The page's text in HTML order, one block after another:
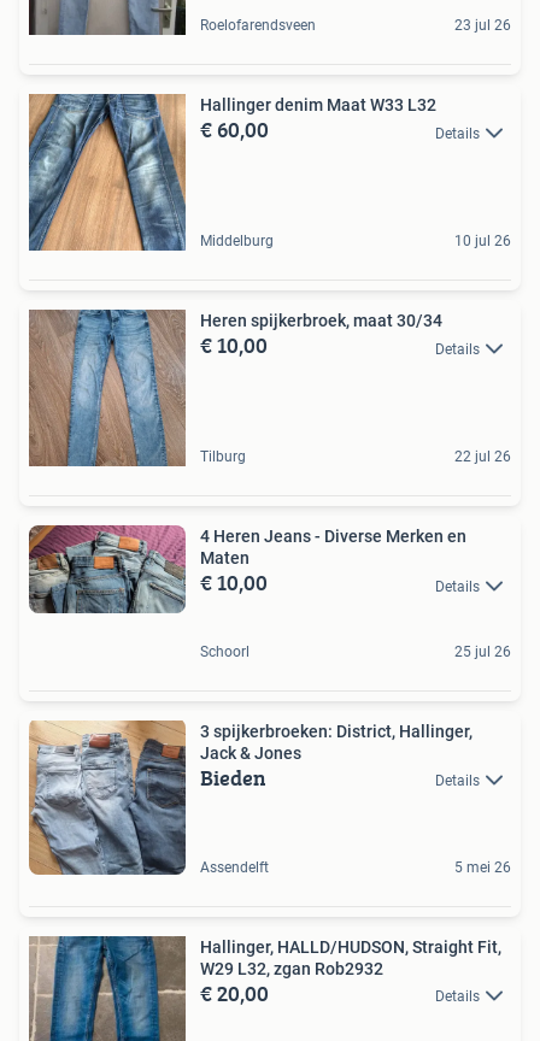
Roelofarendsveen 23 jul 26
Hallinger denim Maat W33 L32
€ 60,00 Details
Middelburg 10 jul 26
Heren spijkerbroek, maat 30/34
€ 10,00 Details
Tilburg 22 jul 26
4 Heren Jeans - Diverse Merken en
Maten
€ 10,00 Details
Schoorl 25 jul 26
3 spijkerbroeken: District, Hallinger,
Jack & Jones
Bieden Details
Assendelft 5 mei 26
Hallinger, HALLD/HUDSON, Straight Fit,
W29 L32, zgan Rob2932
€ 20,00 Details